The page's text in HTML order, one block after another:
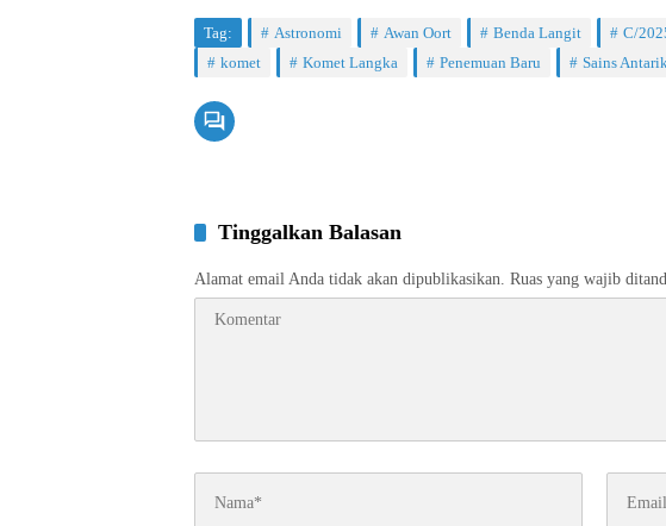
Tag: Astronomi Awan Oort Benda Langit C/
komet
Komet Langka Penemuan Baru Sains
Tinggalkan Balasan
Alamat email Anda tidak akan dipublikasikan. Ruas yang wajib